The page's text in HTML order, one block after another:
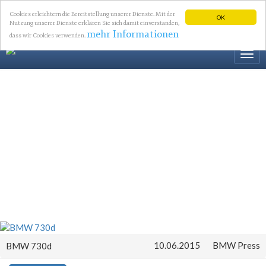
OK
Cookies erleichtern die Bereitstellung unserer Dienste. Mit der
Nutzung unserer Dienste erklären Sie sich damit einverstanden,
dass wir Cookies verwenden.mehr Informationen
BMW 730d 10.06.2015 BMW Press